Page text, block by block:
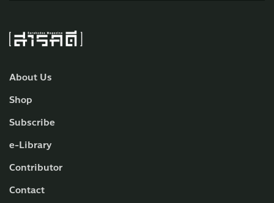
About Us
Shop
Subscribe
e-Library
Contributor
Contact